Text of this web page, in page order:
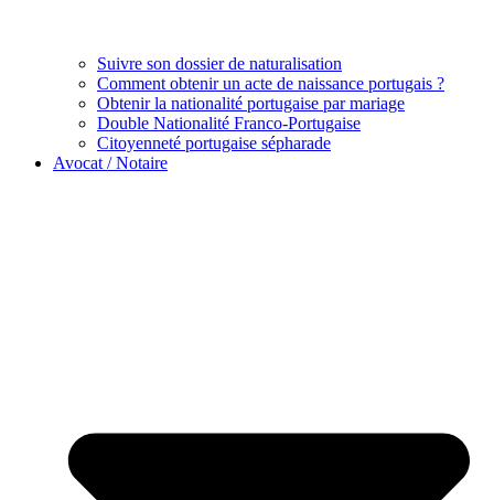
Suivre son dossier de naturalisation
Comment obtenir un acte de naissance portugais ?
Obtenir la nationalité portugaise par mariage
Double Nationalité Franco-Portugaise
Citoyenneté portugaise sépharade
Avocat / Notaire